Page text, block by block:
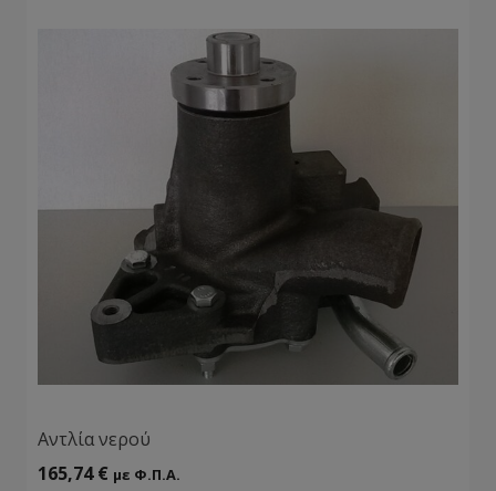
Αντλία νερού
165,74€ με Φ.Π.Α.